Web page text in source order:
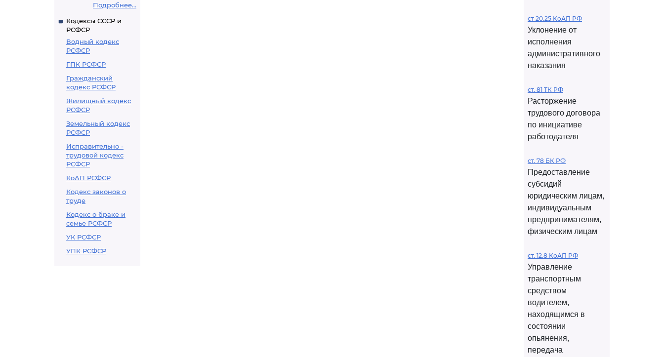
Подробнее...
Кодексы СССР и
РСФСР
Водный кодекс
РСФСР
ГПК РСФСР
Гражданский
кодекс РСФСР
Жилищный кодекс
РСФСР
Земельный кодекс
РСФСР
Исправительно -
трудовой кодекс
РСФСР
КоАП РСФСР
Кодекс законов о
труде
Кодекс о браке и
семье РСФСР
УК РСФСР
УПК РСФСР
ст 20.25 КоАП РФ
Уклонение от
исполнения
административного
наказания
ст. 81 ТК РФ
Расторжение
трудового договора
по инициативе
работодателя
ст. 78 БК РФ
Предоставление
субсидий
юридическим лицам,
индивидуальным
предпринимателям,
физическим лицам
ст. 12.8 КоАП РФ
Управление
транспортным
средством
водителем,
находящимся в
состоянии
опьянения,
передача